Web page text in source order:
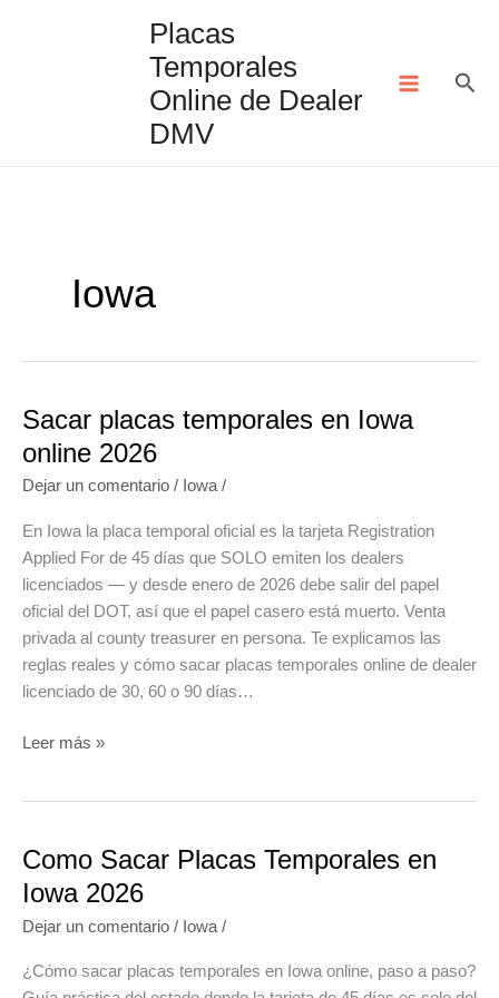
Placas
Temporales
Online de Dealer
DMV
Iowa
Sacar placas temporales en Iowa
online 2026
Dejar un comentario / Iowa/
En Iowa la placa temporal oficial es la tarjeta Registration
Applied For de 45 días que SOLO emiten los dealers
licenciados — y desde enero de 2026 debe salir del papel
oficial del DOT, así que el papel casero está muerto. Venta
privada al county treasurer en persona. Te explicamos las
reglas reales y cómo sacar placas temporales online de dealer
licenciado de 30, 60 o 90 días…
Sacar
Iowa
2026
Leer más »
Como Sacar Placas Temporales en
Iowa 2026
Dejar un comentario / Iowa /
¿Cómo sacar placas temporales en Iowa online, paso a paso?